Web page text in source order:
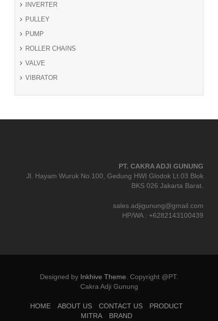
INVERTER
PULLEY
PUMP
ROLLER CHAINS
VALVE
VIBRATOR
PT. CAKRA ADJI GUNUNG
Jl. Hayam Wuruk No.100, Gedung HWI Glodok Lt.03 Blok
BKS 026 Jakarta Barat.
sales.adjigunung@gmail.com
HP/WA : +6282143100439
Designed by Inkhive Theme. Copyright @PT.
Cakra Adji Gunung
HOME ABOUT US CONTACT US
PRODUCT
MITRA
BRAND